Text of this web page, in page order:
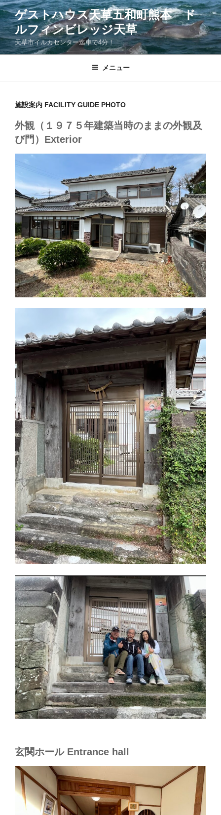
コ
ン
テ
ン
ツ
ゲストハウス天草五和町熊本 ド
ルフィンビレッジ天草
天草市イルカセンター迄車で4分！
メニュー
施設案内 FACILITY GUIDE PHOTO
外観（１９７５年建築当時のままの外観及
び門）Exterior
玄関ホール Entrance hall